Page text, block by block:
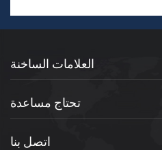
العلامات الساخنة
تحتاج مساعدة
اتصل بنا